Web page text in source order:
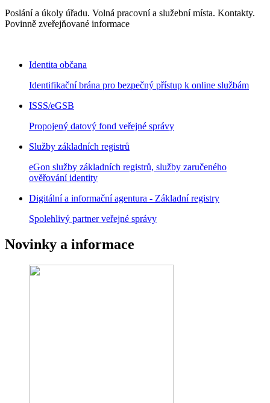
Poslání a úkoly úřadu. Volná pracovní a služební místa. Kontakty.
Povinně zveřejňované informace
Identita občana
Identifikační brána pro bezpečný přístup k online službám
ISSS/eGSB
Propojený datový fond veřejné správy
Služby základních registrů
eGon služby základních registrů, služby zaručeného
ověřování identity
Digitální a informační agentura - Základní registry
Spolehlivý partner veřejné správy
Novinky a informace